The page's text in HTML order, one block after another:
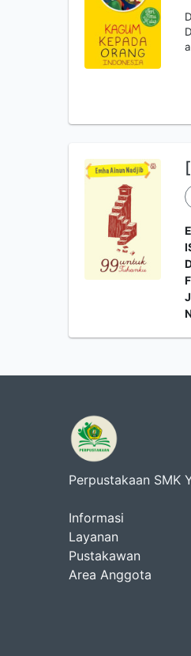
Perpustakaan SMK
Informasi
Layanan
Pustakawan
Area Anggota